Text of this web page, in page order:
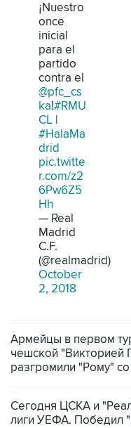
¡Nuestro
once
inicial
para el
partido
contra el
@pfc_cs
ka!#RMU
CL |
#HalaMa
drid
pic.twitte
r.com/z2
6Pw6Z5
Hh
— Real
Madrid
C.F.
(@realmadrid)
October
2, 2018
Армейцы в первом
чешской "Викторией
разгромили "Рому"
Сегодня ЦСКА и
лиги УЕФА. Победил